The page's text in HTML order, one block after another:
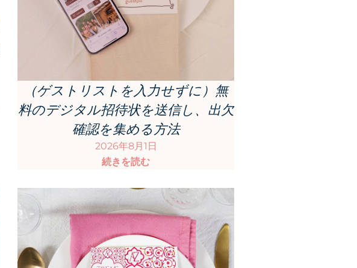
（ゲストリストを入力せずに）無
料のデジタル招待状を送信し、出欠
確認を集める方法
2026年8月1日
続きを読む